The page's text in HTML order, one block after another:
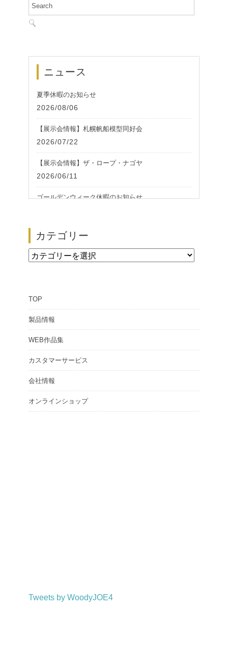
ニュース
夏季休暇のお知らせ
2026/08/06
【展示会情報】札幌帆船模型同好会
2026/07/22
【展示会情報】ザ・ロープ・ナゴヤ
2026/06/11
ゴールデンウィーク休暇のお知らせ
【展示会情報】第51回 ザ・ロープ 帆船模型展
カテゴリー
カ
リ
ー
TOP
製品情報
WEB作品集
カスタマーサービス
会社情報
オンラインショップ
Tweets by WoodyJOE4